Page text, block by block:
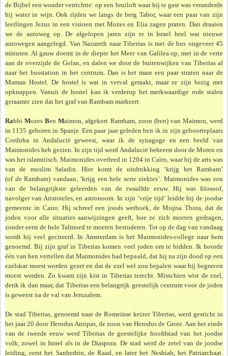
de Bijbel een wonder verrichtte: op een bruiloft waar hij te gast was veranderde
hij water in wijn. Ook rijden we langs de berg Tabor, waar een paar van zijn
leerlingen Jezus in een visioen met Mozes en Elia zagen praten. Dan draaien
we de autoweg op. De afgelopen jaren zijn er in Israel heel wat nieuwe
autowegen aangelegd. Van Nazareth naar Tiberias is met de bus ongeveer 45
minuten. Al gauw doemt in de diepte het Meer van Galilea op, met in de verte
aan de overzijde de Golan, en dalen we door de buitenwijken van Tiberias af
naar het busstation in het centrum. Dan is het maar een paar straten naar de
Maman Hostel. De hostel is wat in verval geraakt, maar ze zijn bezig met
opknappen. Vanuit de hostel kan ik verderop het merk­waardige rode stalen
geraamte zien dat het graf van Rambam markeert.
RabbiMozesBenMaimon, afgekort Rambam, zoon (ben) van Maimon, werd
in 1135 geboren in Spanje. Een paar jaar geleden ben ik in zijn geboorteplaats
Cordoba in Andalucië geweest, waar ik de synagoge en een beeld van
Maimonides heb gezien. In zijn tijd werd Andalucië beheerst door de Moren en
was het islamitisch. Maimonides overleed in 1204 in Caïro, waar hij de arts was
van de moslim Saladin. Hier komt de uitdrukking ‘krijg het Rambam’
(of deRambam) vandaan, ‘krijg een hele serie ziektes’. Maimonides was een
van de belangrijkste geleerden van de twaalfde eeuw. Hij was filosoof,
navolger van Aristoteles, en astronoom. In zijn ‘vrije tijd’ leidde hij de joodse
gemeente in Cairo. Hij schreef een joods wetboek, de Misjna Thora, dat de
joden voor alle situaties aanwijzingen geeft, hoe ze zich moeten gedragen,
zonder eerst de hele Talmoed te moeten bestuderen. Tot op de dag van vandaag
wordt hij veel geciteerd. In Amsterdam is het Maimonides-college naar hem
genoemd. Bij zijn graf in Tiberias komen veel joden om te bidden. Ik hoorde
één van hen vertellen dat Maimonides had bepaald, dat hij na zijn dood op een
ezelskar moest worden gezet en dat de ezel wel zou bepalen waar hij begraven
moest worden. Zo kwam zijn kist in Tiberias terecht. Misschien wist de ezel,
denk ik dan maar, dat Tiberias een belangrijk geestelijk centrum voor de joden
is geweest na de val van Jeruzalem.
De stad Tiberias, genoemd naar de Romeinse keizer Tiberias, werd gesticht in
het jaar 20 door Herodus Antipas, de zoon van Herodus de Grote. Aan het einde
van de tweede eeuw werd Tiberias de geestelijke hoofdstad van het joodse
volk, zowel in Israel als in de Diaspora. De stad werd de zetel van de joodse
leiding, eerst het Sanhedrin, de Raad, en later het Neshiah, het Patriarchaat.